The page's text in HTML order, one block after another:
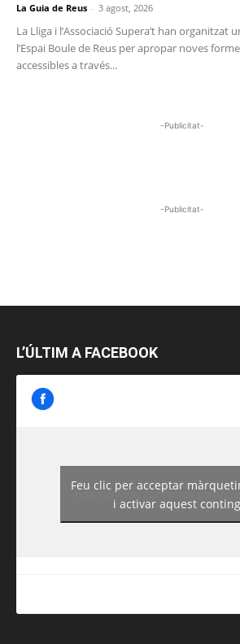
La Guia de Reus - 3 agost, 2026
La Lliga i l’Associació Supera’t han organitzat
l’Espai Boule de Reus per apropar noves
accessibles a través...
-Publicitat-
-Publicitat-
L’ÚLTIM A FACEBOOK
https://www.facebook.com/
Feu clic per acceptar
i activar aquest